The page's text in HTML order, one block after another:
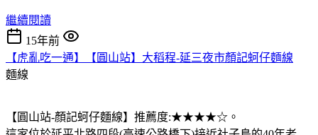
繼續閱讀
15年前
【虎亂吃一通】【圓山站】大稻程-延三夜市顏記蚵仔麵線
麵線
【圓山站-顏記蚵仔麵線】推薦度:★★★★☆。